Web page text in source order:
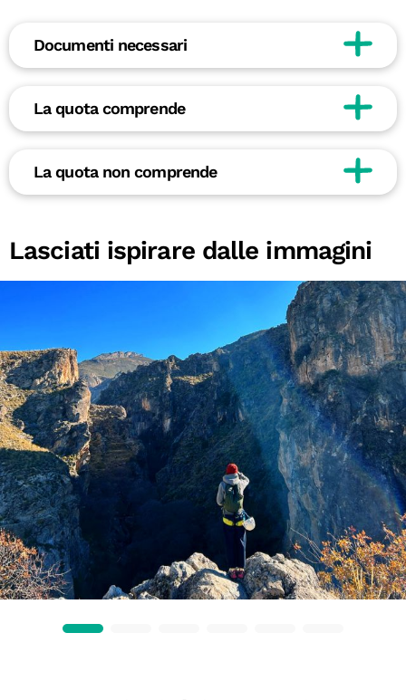
Documenti necessari
La quota comprende
La quota non comprende
Lasciati ispirare dalle immagini